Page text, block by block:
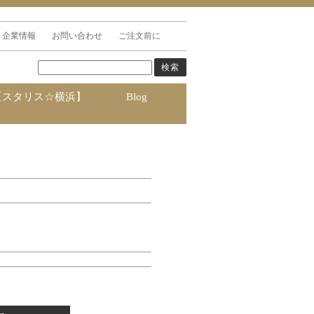
企業情報 お問い合わせ ご注文前に
タリス☆横浜】 Blog